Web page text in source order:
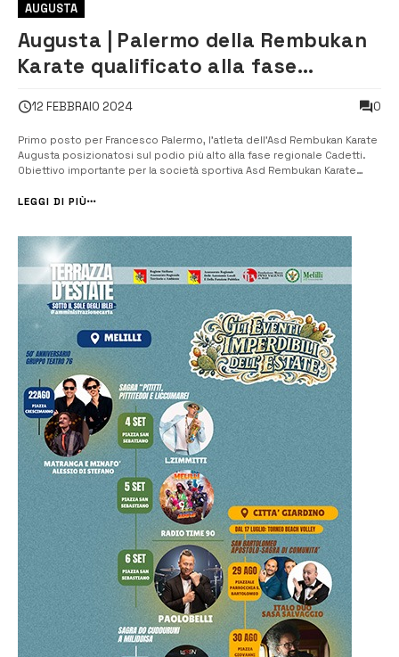
AUGUSTA
Augusta | Palermo della Rembukan
Karate qualificato alla fase
12 FEBBRAIO 2024 0
Primo posto per Francesco Palermo, l’atleta dell’Asd Rembukan Karate
Augusta posizionatosi sul podio più alto alla fase regionale Cadetti.
Obiettivo importante per la società sportiva Asd Rembukan Karate
atleta in gara (Cat. 63 kg), primo alla fase regionale, accede a quella
LEGGI DI PIÙ